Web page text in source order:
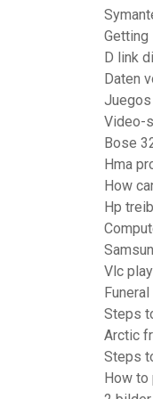
D link
Daten
Juegos
Video-
Bose
Hma
How
Hp
Vlc
Steps
Arctic
Steps
How